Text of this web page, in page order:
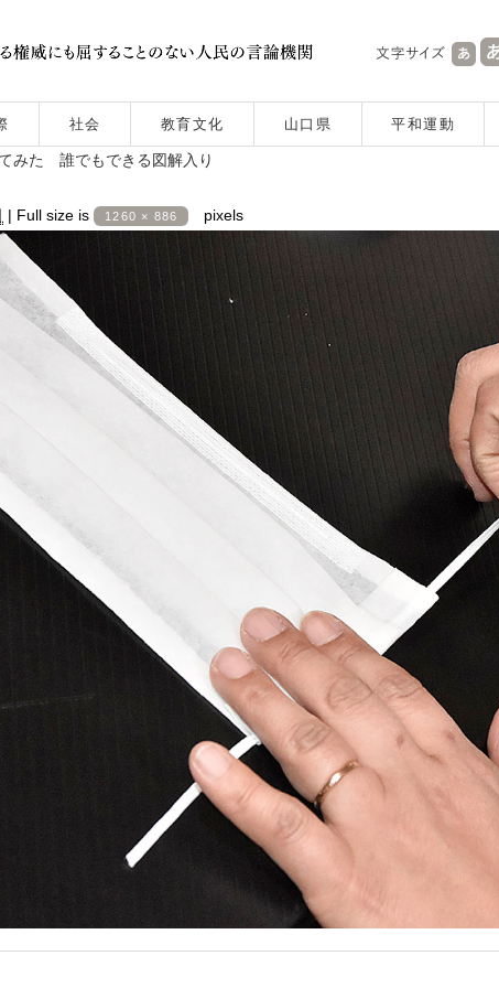
社会 教育文化 山口県 平和運動
みた 誰でもできる図解入り
| Full size is 1260 × 886 pixels